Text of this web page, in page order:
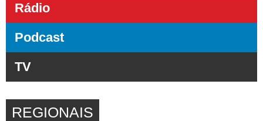
Rádio
Podcast
TV
REGIONAIS